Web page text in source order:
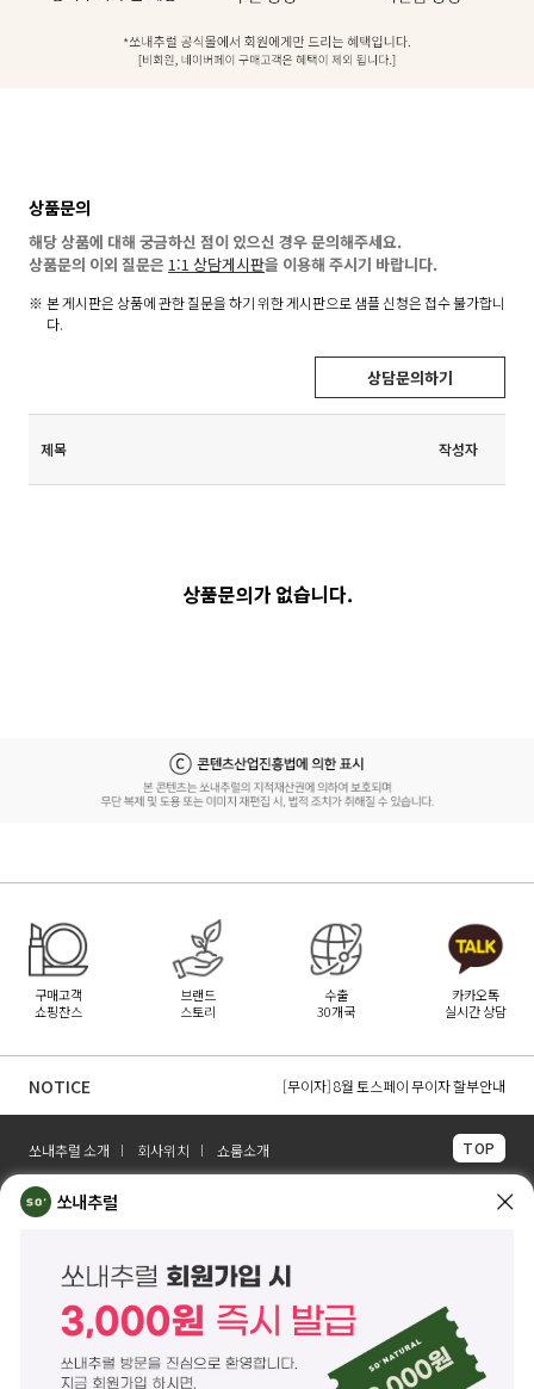
상품문의
해당 상품에 대해 궁금하신 점이 있으신 경우 문의해주세요.
상품문의 이외 질문은 1:1 상담게시판을 이용해 주시기 바랍니다.
본 게시판은 상품에 관한 질문을 하기 위한 게시판으로 샘플 신청은 접수 불가합니
다.
상담문의하기
제목 작성자
상품문의가 없습니다.
구매고객
쇼핑찬스
브랜드
스토리
수출
30개국
카카오톡
실시간 상담
NOTICE
[무이자] 8월 무이자 할부 카드 안내
[무이자] 8월 토스페이 무이자 할부안내
쏘내추럴 소개
회사위치 쇼룸소개 TOP
쏘내추럴(주)
대표이사 조주호
마케팅 문의
marketing@sonatural.co.kr
본사 고객센터 문의 02-573-6769 (평일 10:00~18:00 / 점심시간 12:30~13:30)
해외 수출 문의
MAILinfo@sonatural.co.kr
쏘내추럴